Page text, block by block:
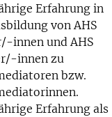
Erfahrung in
von AHS
innen und AHS
innen zu
bzw.
Erfahrung als